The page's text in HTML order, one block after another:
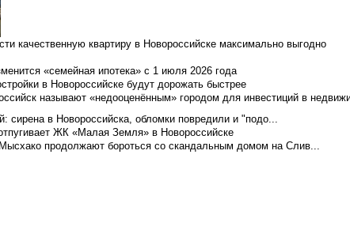
качественную квартиру в Новороссийске максимально выгодно
«семейная ипотека» с 1 июля 2026 года
в Новороссийске будут дорожать быстрее
называют «недооценённым» городом для инвестиций в
сирена в Новороссийска, обломки повредили и "подо...
ЖК «Малая Земля» в Новороссийске
продолжают бороться со скандальным домом на Слив...